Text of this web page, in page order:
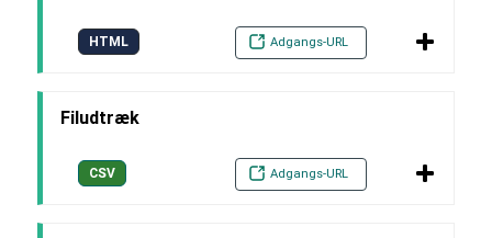
HTML Adgangs-URL
Filudtræk
CSV Adgangs-URL